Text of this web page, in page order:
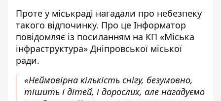
Проте у міськраді нагадали про небезпеку
такого відпочинку. Про це Інформатор
повідомляє із посиланням на КП «Міська
інфраструктура» Дніпровської міської
ради.
«Неймовірна кількість снігу, безумовно,
тішить і дітей, і дорослих, але нагадуємо